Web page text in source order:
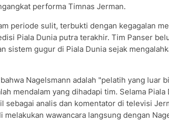
performa Timnas Jerman.
periode sulit, terbukti dengan kegagalan
Piala Dunia putra terakhir. Tim Panser
sistem gugur di Piala Dunia sejak
Nagelsmann adalah "pelatih yang luar
mendalam yang dihadapi tim. Selama Piala
sebagai analis dan komentator di televisi
melakukan wawancara langsung dengan